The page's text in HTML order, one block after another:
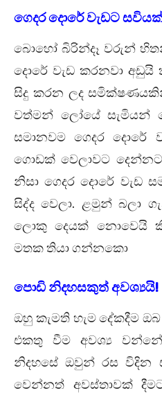
ගෙදර දොරේ වැඩට
බොහෝ බිරින්දෑ වරුන්
දොරේ වැඩ කරනවා අඩුයි
සිදු කරන ලද
වත්මන් ලෝයේ සැමියන්
සමානවම ගෙදර දොරේ
ගොඩක් වෙලාවට
නිසා ගෙදර දොරේ වැඩ
සිද්ද වෙලා. ළමුන් බලා
ලොකු දෙයක් නොවෙයි
මතක තියා ගන්නකො
පොඩි නිදහසකුත් අවශ්‍යයි!
ඔහු කැමති හැම දේකදීම
එකතු වීම අවශ්‍ය
නිදහසේ ඔවුන් රස විදින
වෙන්නත් අවස්තාවක්